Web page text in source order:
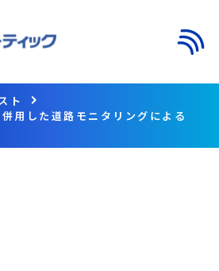
ト
用した道路モニタリングによる